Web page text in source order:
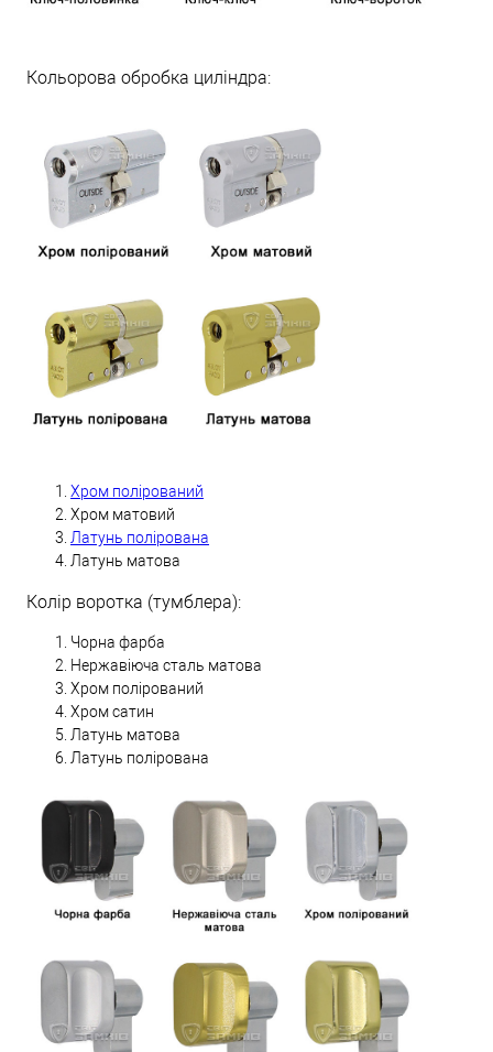
Кольорова обробка циліндра:
Хром полірований
Хром матовий
Латунь полірована
Латунь матова
Колір воротка (тумблера):
Чорна фарба
Нержавіюча сталь матова
Хром полірований
Хром сатин
Латунь матова
Латунь полірована